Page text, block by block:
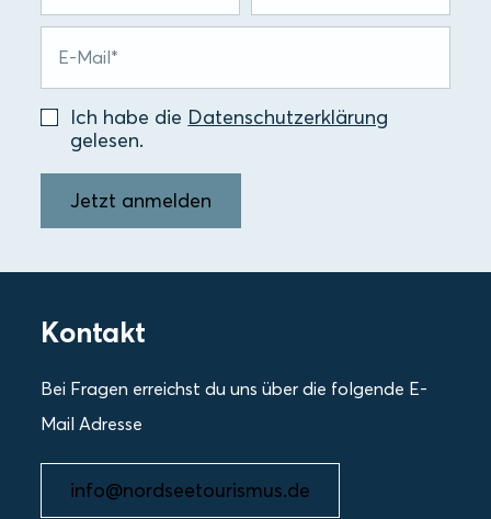
Ich habe die Datenschutzerklärung
gelesen.
Jetzt anmelden
Kontakt
Bei Fragen erreichst du uns über die folgende E-
Mail Adresse
info@nordseetourismus.de